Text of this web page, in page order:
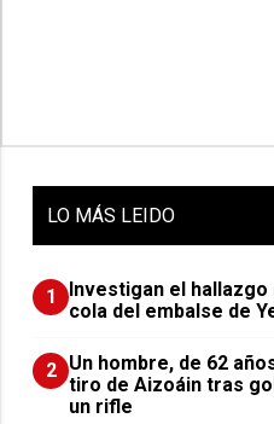
LO MÁS LEIDO
1
Investigan el
cola del embalse de
2 Un hombre, de 62
tiro de Aizoáin tras
un rifle